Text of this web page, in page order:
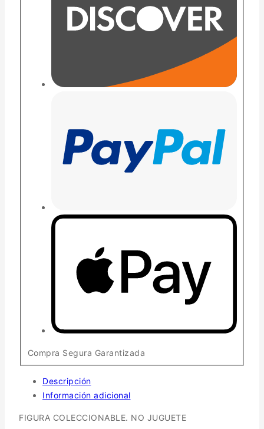
Compra Segura Garantizada
Descripción
Información adicional
FIGURA COLECCIONABLE. NO JUGUETE